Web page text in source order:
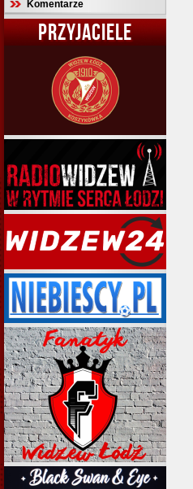
Komentarze
PRZYJACIELE